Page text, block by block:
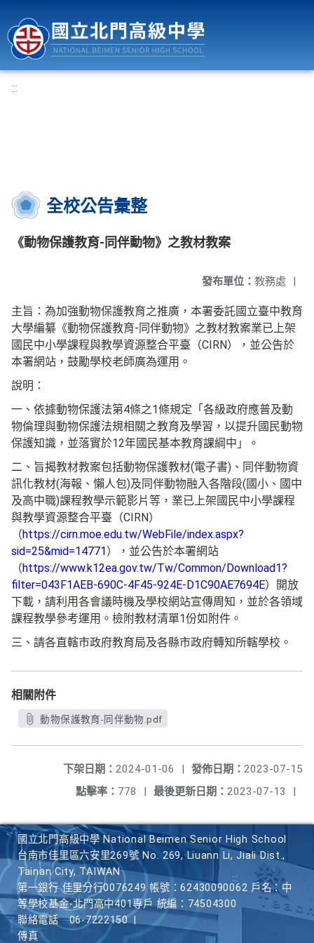
:::
全校公告彙整
《動物保護教育-同伴動物》之教材教案
發布單位： 教務處 |
主旨：為加強動物保護教育之推廣，本署委託國立臺中教育
大學編纂《動物保護教育-同伴動物》之教材教案業已上架
國民中小學課程與教學資源整合平臺（CIRN），並公告於
本署網站，鼓勵學校老師廣為運用。
說明：
一、依據動物保護法第4條之1條規定「各級政府應普及動
物倫理與動物保護法規相關之教育及學習，以提升國民動物
保護知識，並落實於12年國民基本教育課綱中」。
二、旨揭教材教案包括動物保護教材(電子書)、同伴動物資
訊化教材(海報、懶人包)及同伴動物融入各階段(國小、國中
及高中職)課程教學示範影片等，業已上架國民中小學課程
與教學資源整合平臺（CIRN）
（https://cirn.moe.edu.tw/WebFile/index.aspx?
sid=25&mid=14771），並公告於本署網站
（https://www.k12ea.gov.tw/Tw/Common/Download1?
filter=043F1AEB-690C-4F45-924E-D1C90AE7694E）開放
下載，請利用各會議時機及學校網站宣傳周知，並於各領域
課程教學參考運用。檢附教材清單1份如附件。
三、請各直轄市政府教育局及各縣市政府轉知所轄學校。
相關附件
動物保護教育-同伴動物.pdf
發佈日期： 2023-07-15
下架日期： 2024-01-06
|
最後更新日期： 2023-07-13 |
點擊率： 778 |
國立北門高級中學 National Beimen Senior High School
台南市佳里區六安里269號 No. 269, Liuann Li, Jiali Dist.,
Tainan City, TAIWAN
第一銀行 佳里分行0076249 帳號：62430090062 戶名：中
等學校基金-北門高中401專戶 統編：74504300
聯絡電話
06-7222150
傳真